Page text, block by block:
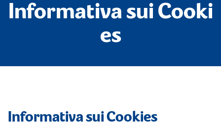
Informativa sui Cooki
es
Informativa sui Cookies